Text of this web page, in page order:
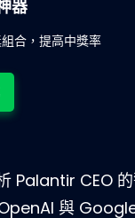
器
合，提高中獎率
Palantir CEO
與